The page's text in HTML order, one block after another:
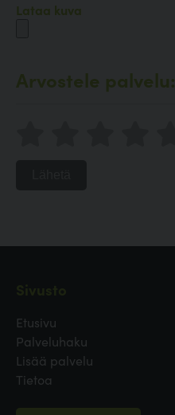
Lataa kuva
Arvostele palvelu:
Etusivu
Palveluhaku
Lisää palvelu
Tietoa